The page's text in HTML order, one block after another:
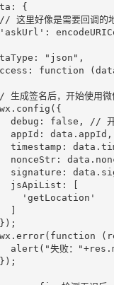
{
这里好像是需要回调的
"json",
function
生成签名后，开始使用
debug: false, // 开启
appId: data.appId,
timestamp:
nonceStr:
signature:
jsApiList: [
'getLocation'
]
alert("失败：